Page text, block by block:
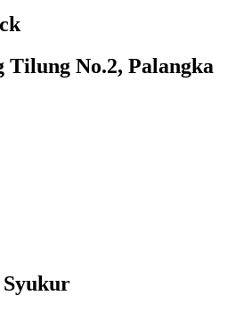
Tilung No.2, Palangka
Syukur